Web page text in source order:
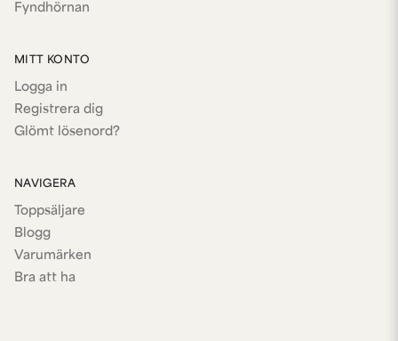
Fyndhörnan
MITT KONTO
Logga in
Registrera dig
Glömt lösenord?
NAVIGERA
Toppsäljare
Blogg
Varumärken
Bra att ha